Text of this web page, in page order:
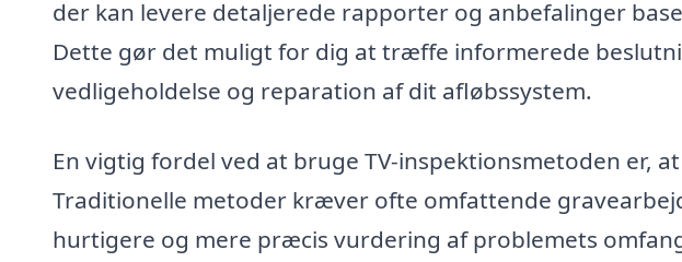
der kan levere detaljerede rapporter og anbefalinger
Dette gør det muligt for dig at træffe informerede
vedligeholdelse og reparation af dit afløbssystem.
En vigtig fordel ved at bruge TV-inspektionsmetoden er,
Traditionelle metoder kræver ofte omfattende
hurtigere og mere præcis vurdering af problemets